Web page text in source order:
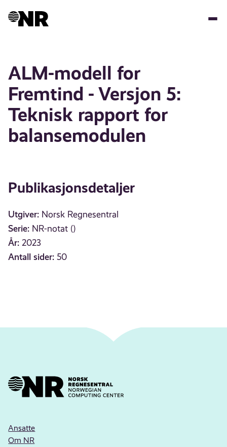
ALM-modell for
Fremtind - Versjon 5:
Teknisk rapport for
balansemodulen
Publikasjonsdetaljer
Utgiver: Norsk Regnesentral
Serie: NR-notat ()
År: 2023
Antall sider: 50
Ansatte
Om NR